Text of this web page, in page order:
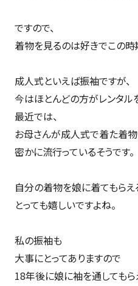
ですので、
着物を見るのは好きでこの時
成人式といえば振袖ですが、
今はほとんどの方がレンタル
最近では、
お母さんが成人式で着た着
密かに流行っているそうです。
自分の着物を娘に着てもらえ
とっても嬉しいですよね。
私の振袖も
大事にとってありますので
18年後に娘に袖を通してもらえ